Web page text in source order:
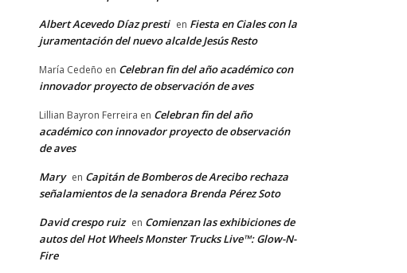
Albert Acevedo Díaz presti en Fiesta en Ciales con la
juramentación del nuevo alcalde Jesús Resto
María Cedeño en Celebran fin del año académico con
innovador proyecto de observación de aves
Lillian Bayron Ferreira en Celebran fin del año
académico con innovador proyecto de observación
de aves
Mary en Capitán de Bomberos de Arecibo rechaza
señalamientos de la senadora Brenda Pérez Soto
David crespo ruiz en Comienzan las exhibiciones de
autos del Hot Wheels Monster Trucks Live™: Glow-N-
Fire